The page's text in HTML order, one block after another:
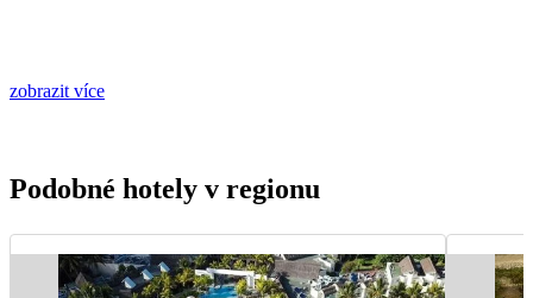
zobrazit více
Podobné hotely v regionu